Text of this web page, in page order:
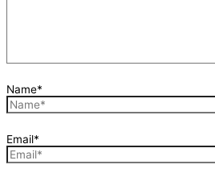
Name*
Email*